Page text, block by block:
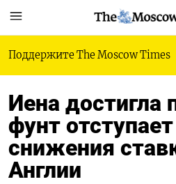
Поддержите The Moscow Times
Иена достигла
фунт
снижения
Англии